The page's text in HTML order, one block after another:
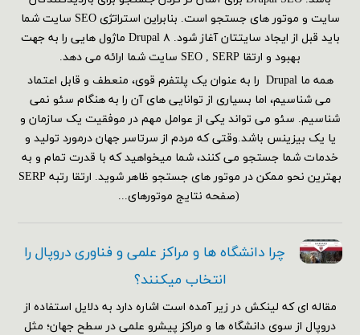
سایت و موتور های جستجو است. بنابراین استراتژی SEO سایت شما
باید قبل از ایجاد سایتتان آغاز شود. Drupal ۸ ماژول هایی را به جهت
بهبود و ارتقا SEO , SERP سایت شما ارائه می دهد.
همه ما Drupal را به عنوان یک پلتفرم قوی، منعطف و قابل اعتماد
می شناسیم، اما بسیاری از توانایی های آن را به هنگام سئو نمی
شناسیم. سئو می تواند یکی از عوامل مهم در موفقیت یک سازمان و
یا یک بیزینس باشد.وقتی که مردم از سرتاسر جهان درمورد تولید و
خدمات شما جستجو می کنند، شما میخواهید که با قدرت تمام و به
بهترین نحو ممکن در موتور های جستجو ظاهر شوید. ارتقا رتبه SERP
(صفحه نتایج موتورهای...
چرا دانشگاه ها و مراکز علمی و فناوری دروپال را
انتخاب میکنند؟
مقاله ای که لینکش در زیر آمده است اشاره دارد به دلایل استفاده از
دروپال از سوی دانشگاه ها و مراکز پیشرو علمی در سطح جهان؛ مثل